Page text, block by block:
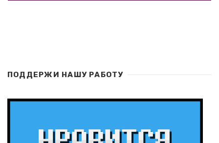
ПОДДЕРЖИ НАШУ РАБОТУ